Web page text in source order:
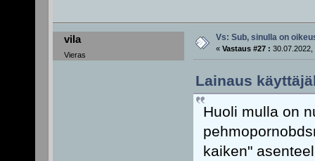
vila
Vieras
Vs: Sub, sinulla on
« Vastaus #27 : 30.07.2022,
Lainaus
Huoli mulla on
kaiken"